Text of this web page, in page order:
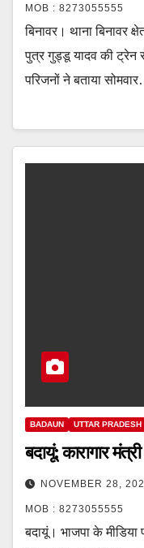
MOB : 8273055555
बिनावर। थाना बिनावर
पुत्र गुड्डू यादव की ट्रेन
परिजनों ने बताया
BADAUN UTTAR PRADESH
बदायूं: कारागार
NOVEMBER 28,
MOB : 8273055555
बदायूं। भाजपा के मीडिया